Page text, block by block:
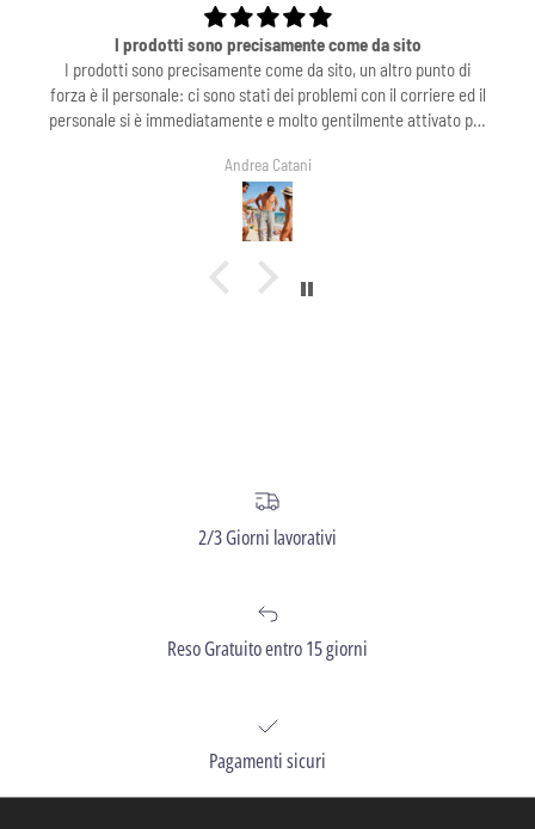
I prodotti sono precisamente come da sito
sono precisamente come da sito, un altro punto di
ci sono stati dei problemi con il corriere ed il
si è immediatamente e molto gentilmente attivato per
particolare ringrazio Sofia M.
2/3 Giorni lavorativi
Reso Gratuito entro 15 giorni
Pagamenti sicuri